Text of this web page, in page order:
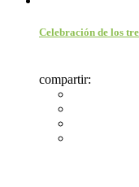
Celebración de los
compartir: